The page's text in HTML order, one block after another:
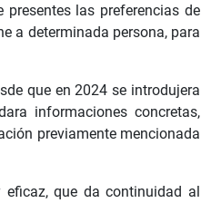
las preferencias de
a determinada persona, para
que en 2024 se introdujera
informaciones concretas,
previamente mencionada
que da continuidad al